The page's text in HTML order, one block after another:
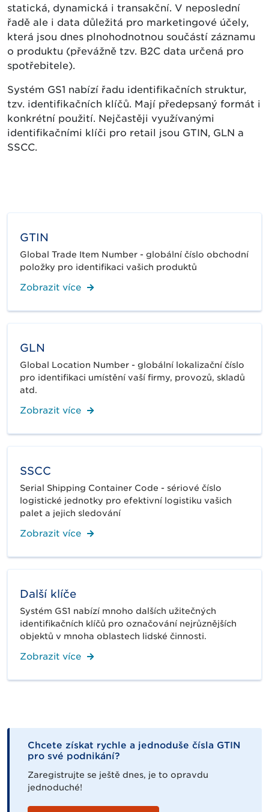
statická, dynamická i transakční. V neposlední
řadě ale i data důležitá pro marketingové účely,
která jsou dnes plnohodnotnou součástí záznamu
o produktu (převážně tzv. B2C data určená pro
spotřebitele).
Systém GS1 nabízí řadu identifikačních struktur,
tzv. identifikačních klíčů. Mají předepsaný formát i
konkrétní použití. Nejčastěji využívanými
identifikačními klíči pro retail jsou GTIN, GLN a
SSCC.
GTIN
Global Trade Item Number - globální číslo obchodní
položky pro identifikaci vašich produktů
Zobrazit více
GLN
Global Location Number - globální lokalizační číslo
pro identifikaci umístění vaší firmy, provozů, skladů
atd.
Zobrazit více
SSCC
Serial Shipping Container Code - sériové číslo
logistické jednotky pro efektivní logistiku vašich
palet a jejich sledování
Zobrazit více
Další klíče
Systém GS1 nabízí mnoho dalších užitečných
identifikačních klíčů pro označování nejrůznějších
objektů v mnoha oblastech lidské činnosti.
Zobrazit více
Chcete získat rychle a jednoduše čísla GTIN
pro své podnikání?
Zaregistrujte se ještě dnes, je to opravdu
jednoduché!